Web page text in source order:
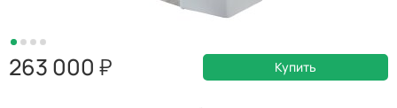
263 000 Купить